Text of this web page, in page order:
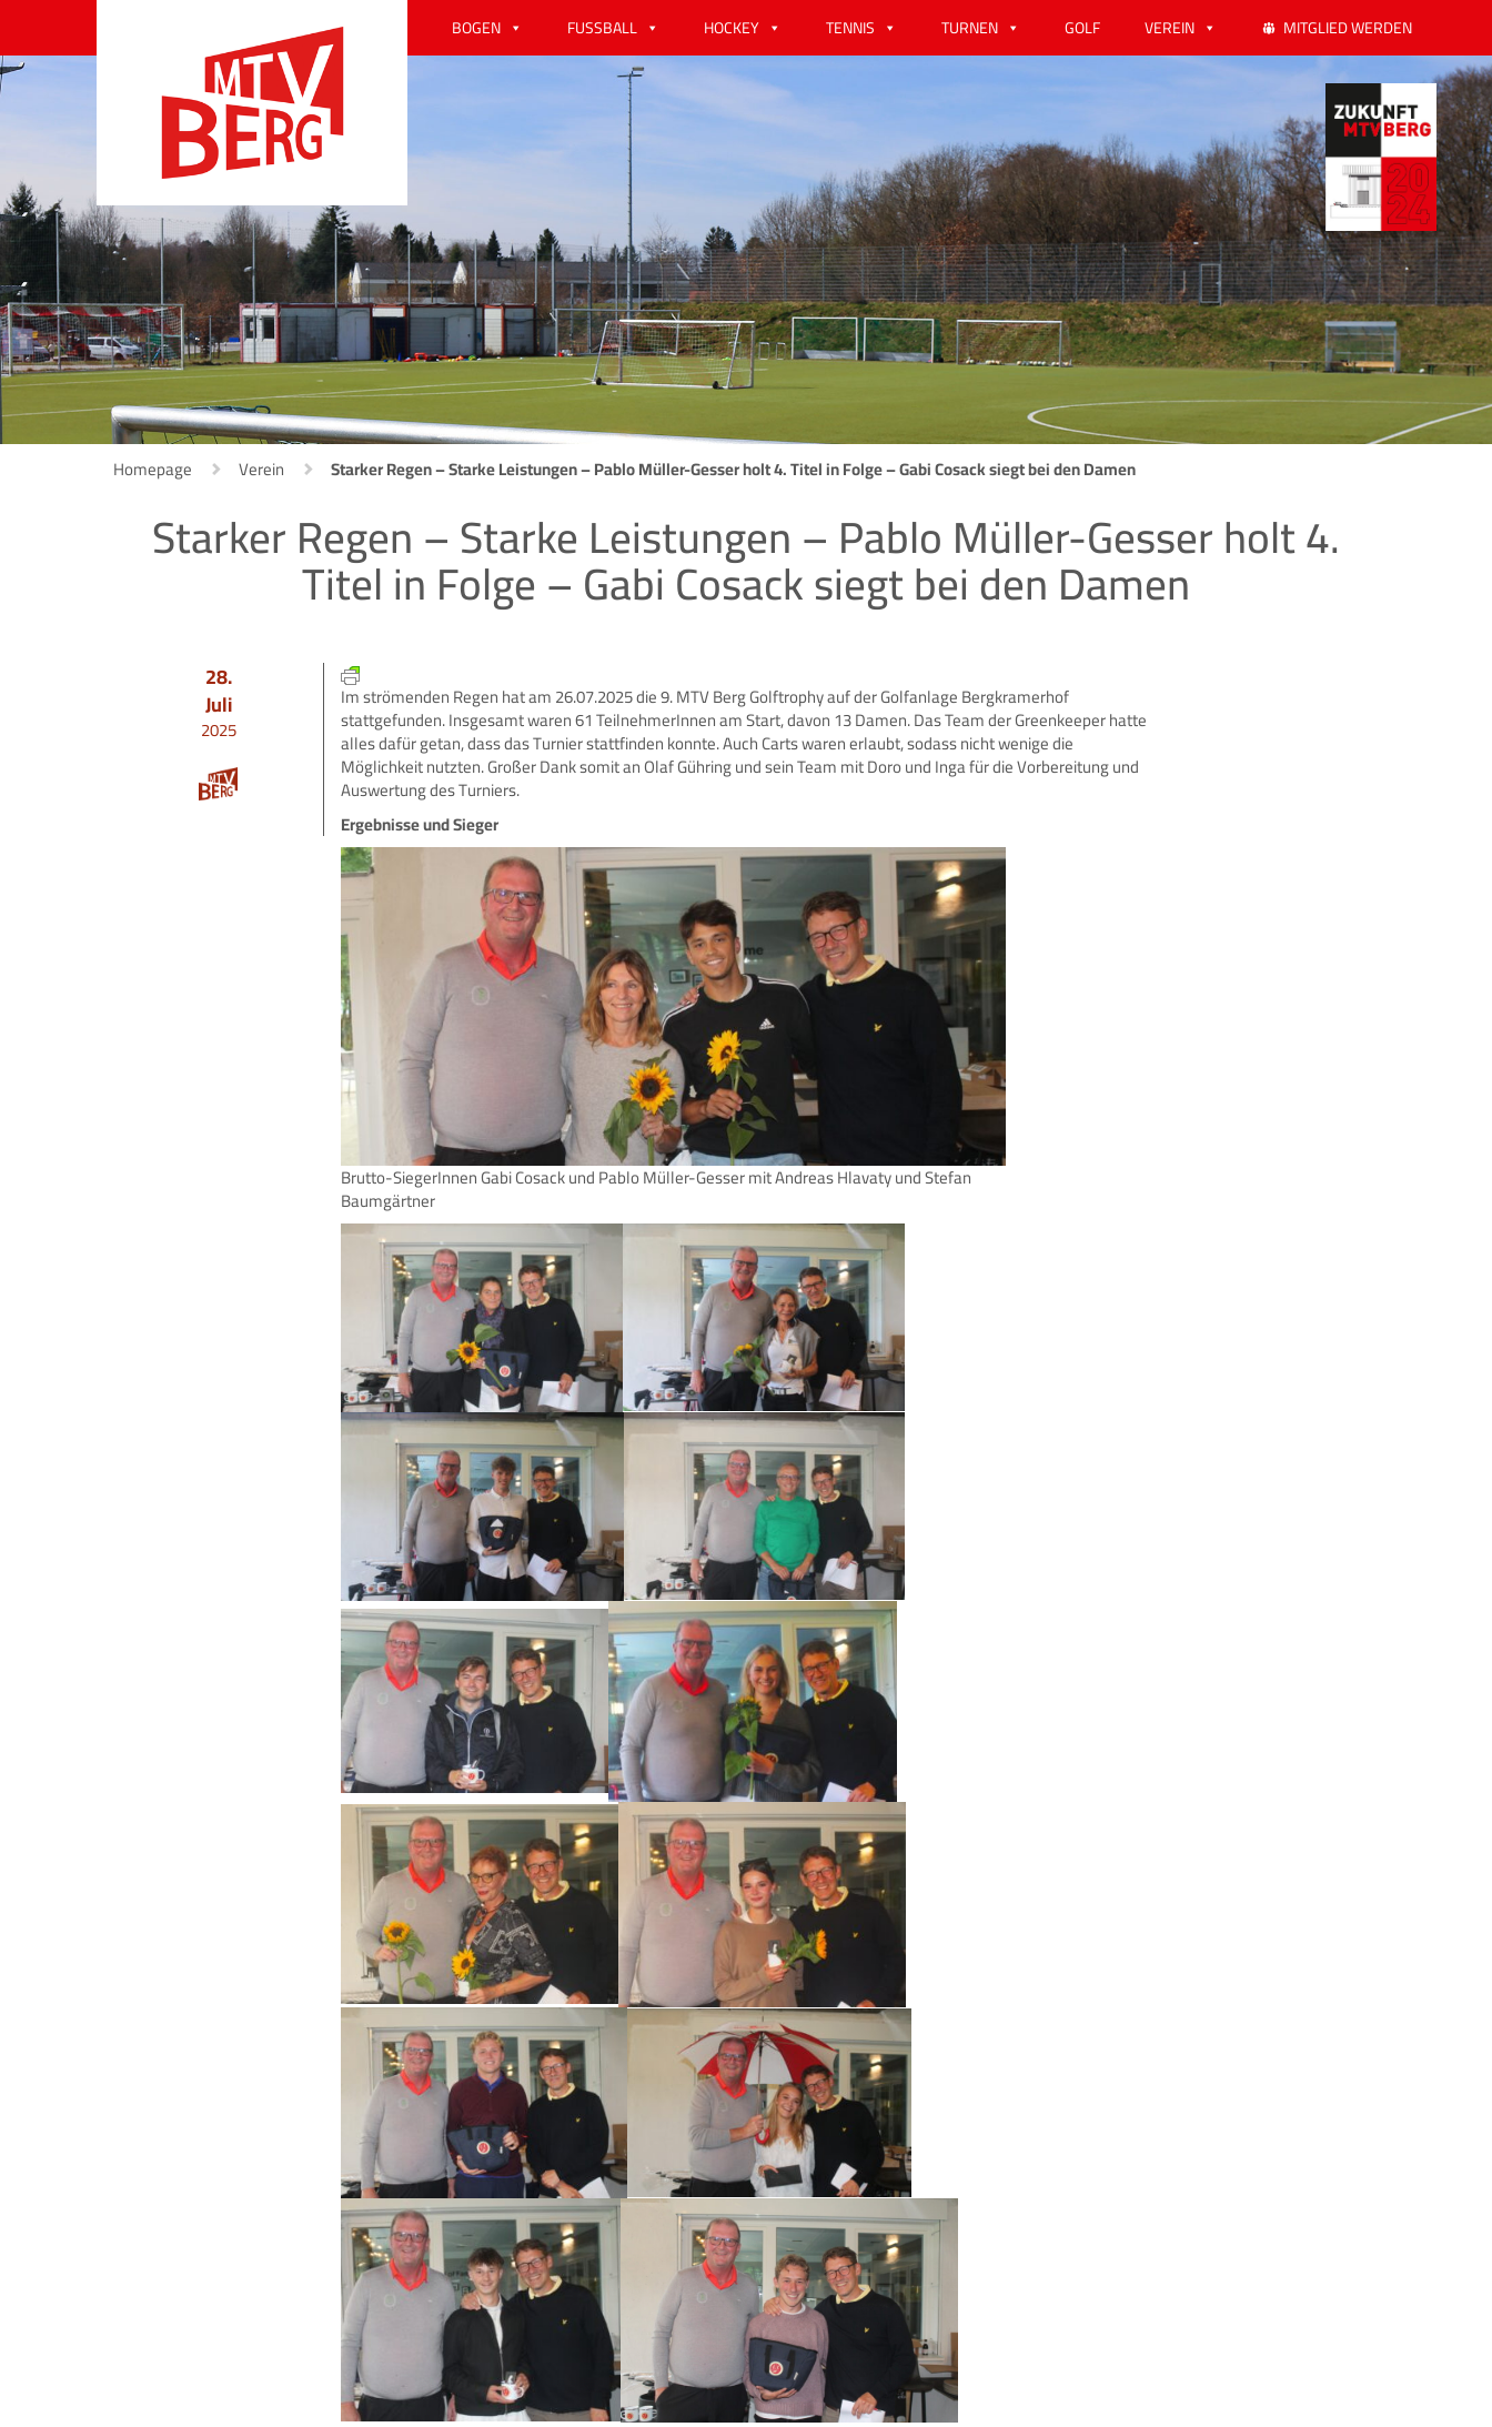
BOGEN FUSSBALL HOCKEY TENNIS TURNEN GOLF VEREIN MITGLIED WERDEN
Homepage Verein Starker Regen – Starke Leistungen – Pablo Müller-Gesser holt 4. Titel in Folge – Gabi Cosack siegt bei den Damen
Starker Regen – Starke Leistungen – Pablo Müller-Gesser holt 4.
Titel in Folge – Gabi Cosack siegt bei den Damen
28.
Juli
2025
Im strömenden Regen hat am 26.07.2025 die 9. MTV Berg Golftrophy auf der Golfanlage Bergkramerhof
stattgefunden. Insgesamt waren 61 TeilnehmerInnen am Start, davon 13 Damen. Das Team der Greenkeeper hatte
alles dafür getan, dass das Turnier stattfinden konnte. Auch Carts waren erlaubt, sodass nicht wenige die
Möglichkeit nutzten. Großer Dank somit an Olaf Gühring und sein Team mit Doro und Inga für die Vorbereitung und
Auswertung des Turniers.
Ergebnisse und Sieger
Brutto-SiegerInnen Gabi Cosack und Pablo Müller-Gesser mit Andreas Hlavaty und Stefan
Baumgärtner